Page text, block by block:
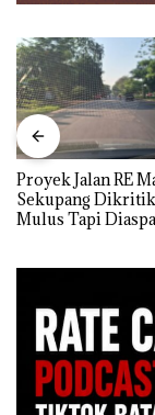
Proyek Jalan RE
Sekupang
Mulus Tapi